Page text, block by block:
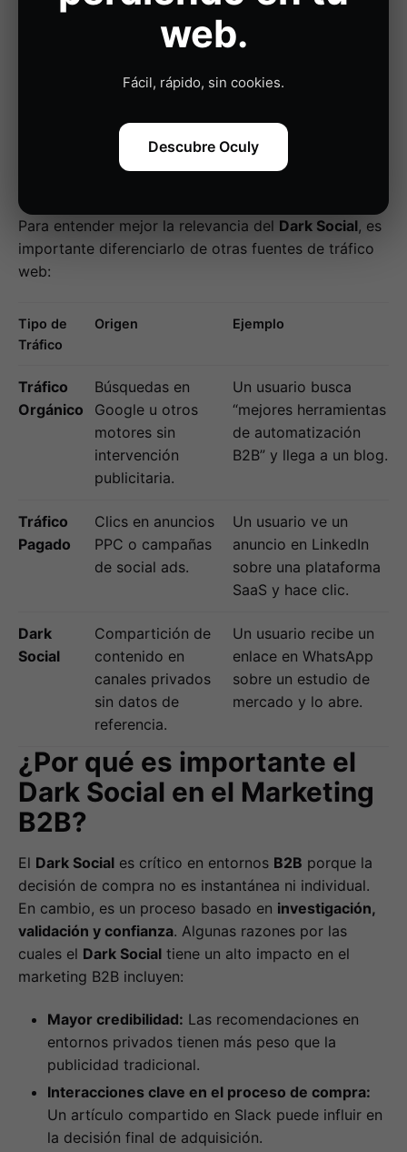
proveedor confiable.
Una comunidad profesional en Discord discute
enlaces a contenido relevante.
Diferencias entre Tráfico
Orgánico, Pagado y Dark
Para entender mejor la relevancia del Dark Social, es
importante diferenciarlo de otras fuentes de tráfico
web:
Tipo de
Tráfico
Origen Ejemplo
Tráfico
Orgánico
Búsquedas en
Google u otros
motores sin
intervención
publicitaria.
Un usuario busca
“mejores herramientas
de automatización
B2B” y llega a un blog.
Tráfico
Pagado
Clics en anuncios
PPC o campañas
de social ads.
Un usuario ve un
anuncio en LinkedIn
sobre una plataforma
SaaS y hace clic.
Dark
Social
Compartición de
contenido en
canales privados
sin datos de
referencia.
Un usuario recibe un
enlace en WhatsApp
sobre un estudio de
mercado y lo abre.
¿Por qué es importante el
Dark Social en el Marketing
B2B?
El Dark Social es crítico en entornos B2B porque la
decisión de compra no es instantánea ni individual.
En cambio, es un proceso basado en investigación,
validación y confianza. Algunas razones por las
cuales el Dark Social tiene un alto impacto en el
marketing B2B incluyen:
Mayor credibilidad: Las recomendaciones en
entornos privados tienen más peso que la
publicidad tradicional.
Interacciones clave en el proceso de compra:
Un artículo compartido en Slack puede influir en
la decisión final de adquisición.
web.
Fácil, rápido, sin cookies.
Descubre Oculy